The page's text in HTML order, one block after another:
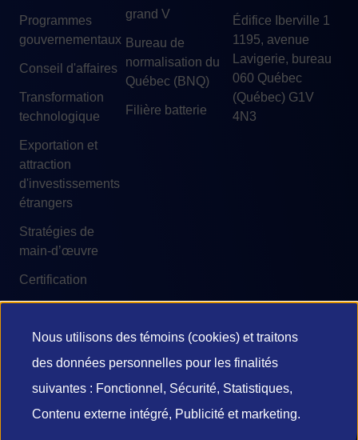
Programmes
gouvernementaux
Conseil d'affaires
Transformation
technologique
Exportation et
attraction
d'investissements
étrangers
Stratégies de
main-d’œuvre
Certification
grand V
Bureau de
normalisation du
Québec (BNQ)
Filière batterie
Édifice Iberville 1
1195, avenue
Lavigerie, bureau
060 Québec
(Québec) G1V
4N3
© 2026 Investissement Québec
Accessibilité
Conditions d'utilisation
Utilisation
des
données
Nous utilisons des témoins (cookies) et traitons
des données personnelles pour les finalités
suivantes : Fonctionnel, Sécurité, Statistiques,
Contenu externe intégré, Publicité et marketing.